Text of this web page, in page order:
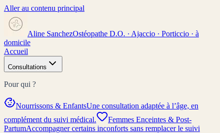
Aller au contenu principal
Aline SanchezOstéopathe D.O. · Ajaccio · Porticcio · à
domicile
Accueil
Consultations
Pour qui ?
Nourrissons & EnfantsUne consultation adaptée à l’âge, en
complément du suivi médical.
Femmes Enceintes & Post-
PartumAccompagner certains inconforts sans remplacer le suivi